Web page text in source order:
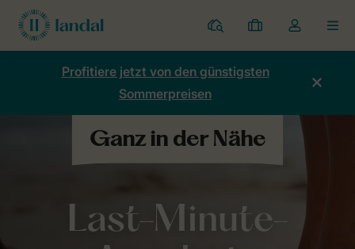
Ferienparks
Meine
Buchungen
Dropdown-
Menü
Kontos
Profitiere jetzt von den günstigsten
Sommerpreisen
Last-Minute-